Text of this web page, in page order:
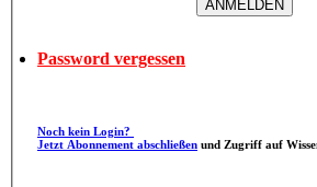
Password vergessen
Noch kein Login?
Jetzt Abonnement abschließen und Zugriff auf